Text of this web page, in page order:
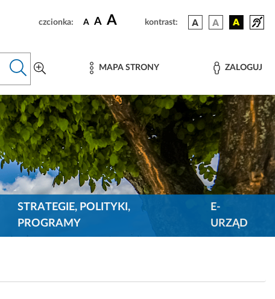
czcionka: A A A kontrast:
MAPA STRONY ZALOGUJ
STRATEGIE, POLITYKI,
PROGRAMY
E-
URZĄD